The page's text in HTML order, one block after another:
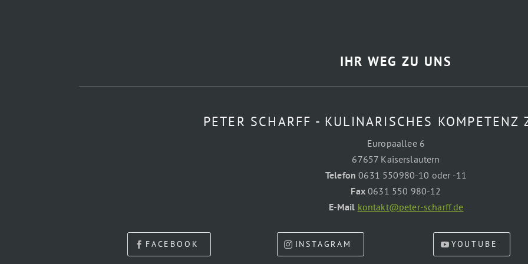
IHR WEG ZU UNS
PETER SCHARFF - KULINARISCHES KOMPETENZ
Europaallee 6
67657 Kaiserslautern
Telefon 0631 550980-10 oder -11
Fax0631 550 980-12
E-Mail kontakt@peter-scharff.de
FACEBOOK INSTAGRAM YOUTUBE